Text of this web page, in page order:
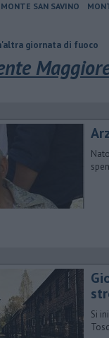
MONTE SAN SAVINO
di fuoco
Si